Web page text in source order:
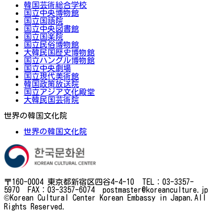
韓国芸術総合学校
国立中央博物館
国立国語院
国立中央図書館
国立国楽院
国立民俗博物館
大韓民国歴史博物館
国立ハングル博物館
国立中央劇場
国立現代美術館
韓国政策放送院
国立アジア文化殿堂
大韓民国芸術院
世界の韓国文化院
世界の韓国文化院
〒160-0004 東京都新宿区四谷4-4-10 TEL：03-3357-
5970 FAX：03-3357-6074 postmaster@koreanculture.jp
©Korean Cultural Center Korean Embassy in Japan.All
Rights Reserved.